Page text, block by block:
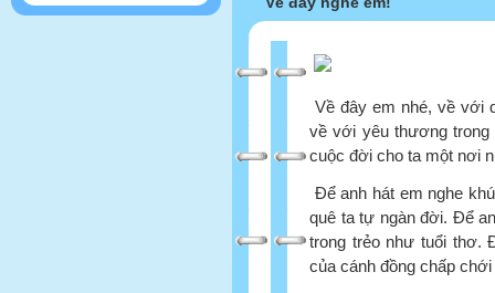
Về đây em nhé, về với
về với yêu thương
cuộc đời cho ta một nơi
Để anh hát em nghe
quê ta tự ngàn đời. Để
trong trẻo như tuổi thơ.
của cánh đồng chấp